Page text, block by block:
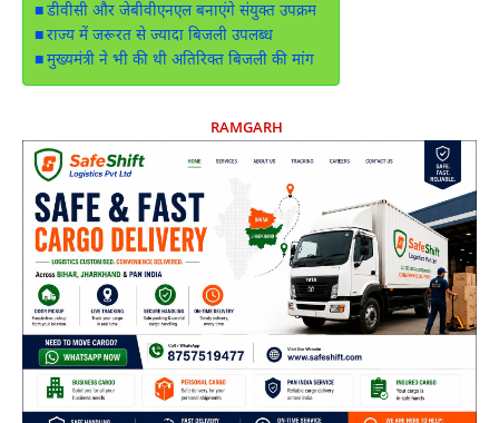
डीवीसी और जेबीवीएनएल बनाएंगे संयुक्त उपक्रम
राज्य में जरूरत से ज्यादा बिजली उपलब्ध
मुख्यमंत्री ने भी की थी अतिरिक्त बिजली की मांग
RAMGARH